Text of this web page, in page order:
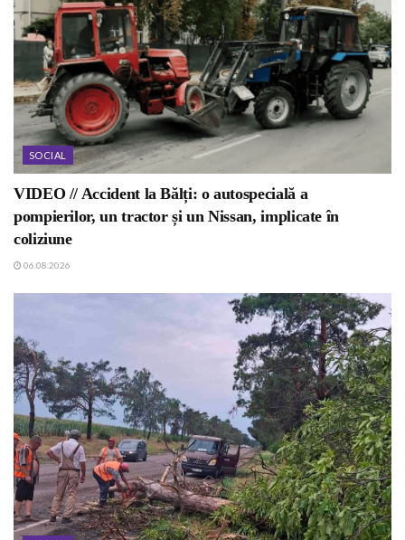
SOCIAL
VIDEO // Accident la Bălți: o autospecială a
pompierilor, un tractor și un Nissan, implicate în
coliziune
06.08.2026